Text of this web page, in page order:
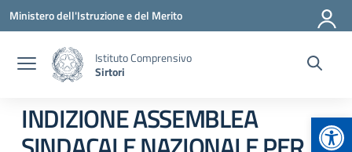
Vai ai contenuti
Vai al menu di navigazione
Vai al footer
Ministero dell'Istruzione e del Merito
Istituto Comprensivo
Sirtori
INDIZIONE ASSEMBLEA